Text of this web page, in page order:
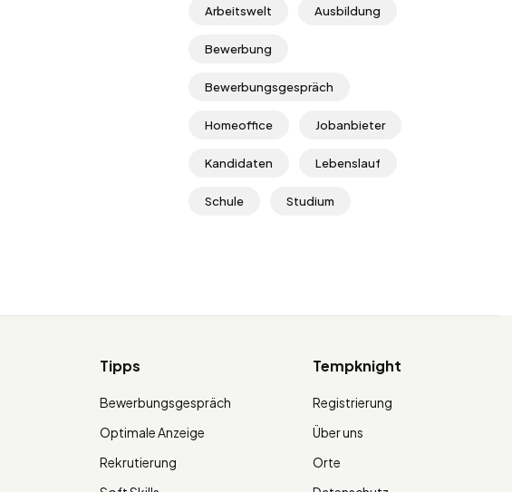
Arbeitswelt Ausbildung
Bewerbung
Bewerbungsgespräch
Homeoffice Jobanbieter
Kandidaten Lebenslauf
Schule Studium
Tipps
Bewerbungsgespräch
Optimale Anzeige
Rekrutierung
Tempknight
Registrierung
Über uns
Orte